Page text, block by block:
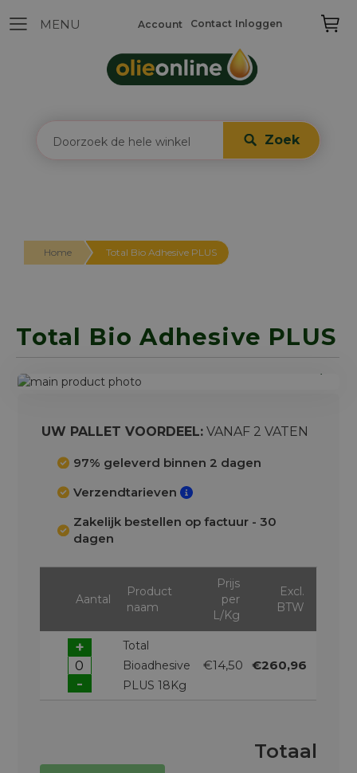
Zoek
Contact Inloggen
Account
Home Total Bio Adhesive PLUS
Total Bio Adhesive PLUS
Ga
einde
afbeeldingen-
UW PALLET VOORDEEL: VANAF 2 VATEN
97% geleverd binnen 2 dagen
Verzendtarieven
Zakelijk bestellen op factuur - 30
dagen
Aantal
Product
naam
Prijs
per
L/Kg
Excl.
BTW
-
+
Total
Bioadhesive
PLUS 18Kg
€14,50 €260,96
Totaal